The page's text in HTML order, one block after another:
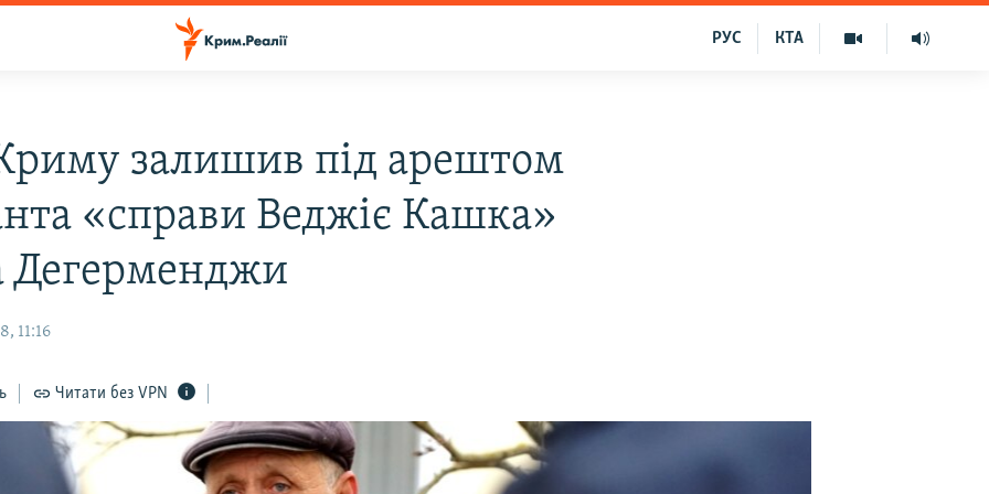
КТА
РУС
залишив під арештом
«справи Веджіє Кашка»
Дегерменджи
11:16
Читати без VPN